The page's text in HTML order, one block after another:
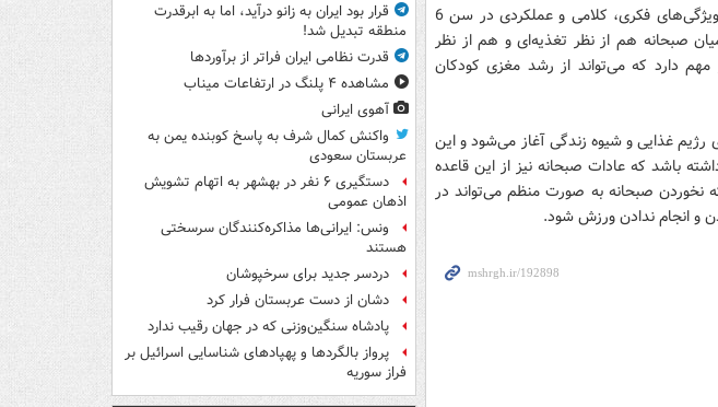
به گفته محققان توانایی‌های شناختی کودک شامل ویژگی‌های فکری، کلامی و عملکردی در سن 6
صبحانه هم از نظر تغذیه‌ای و هم از نظر
دارد که می‌تواند از رشد مغزی کودکان
رژیم غذایی و شیوه زندگی آغاز می‌شود و این
باشد که عادات صبحانه نیز از این قاعده
نخوردن صبحانه به صورت منظم می‌تواند در
و انجام ندادن ورزش شود.
قرار بود ایران به زانو درآید، اما به ابرقدرت
منطقه تبدیل شد!
قدرت نظامی ایران فراتر از برآوردها
مشاهده ۴ پلنگ در ارتفاعات میناب
آهوی ایرانی
واکنش کمال شرف به پاسخ کوبنده یمن به
عربستان سعودی
دستگیری ۶ نفر در بهشهر به اتهام تشویش
اذهان عمومی
ونس: ایرانی‌ها مذاکره‌کنندگان سرسختی
هستند
دردسر جدید برای سرخپوشان
دشان از دست عربستان فرار کرد
پادشاه سنگین‌وزنی که در جهان رقیب ندارد
پرواز بالگردها و پهپادهای شناسایی اسرائیل بر
فراز سوریه